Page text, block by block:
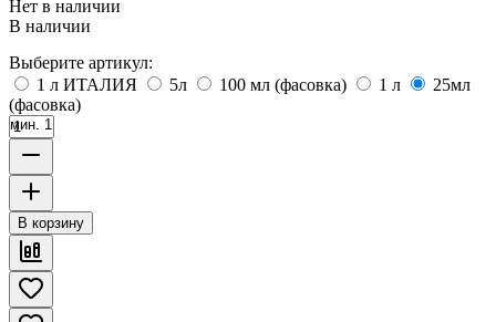
Нет в наличии
В наличии
Выберите артикул:
1 л ИТАЛИЯ
5л 100 мл (фасовка) 1 л
25мл
(фасовка)
мин. 1
В корзину